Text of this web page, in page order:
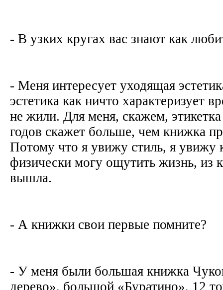
- В узких кругах вас знают как
- Меня интересует уходящая
эстетика как ничто характеризует
не жили. Для меня, скажем,
годов скажет больше, чем книжка
Потому что я увижу стиль, я увижу
физически могу ощутить жизнь, из
вышла.
- А книжки свои первые помните?
- У меня были большая книжка
дерево», большой «Буратино», 12